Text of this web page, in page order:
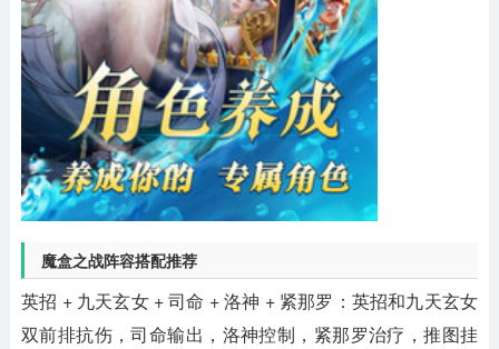
魔盒之战阵容搭配推荐
‌英招 + 九天玄女 + 司命 + 洛神 + 紧那罗‌：英招和九天玄女
双前排抗伤，司命输出，洛神控制，紧那罗治疗，推图挂